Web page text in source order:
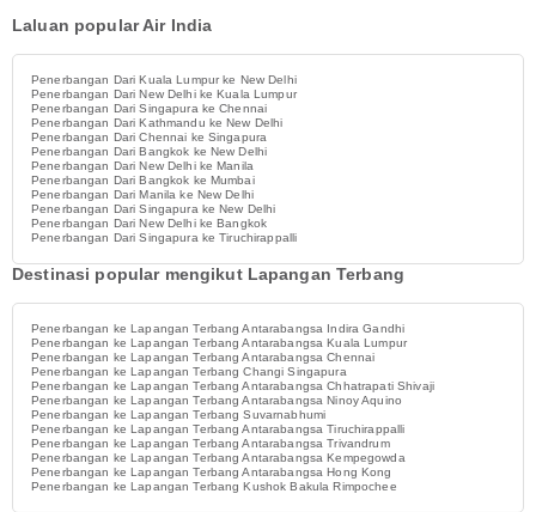
Laluan popular Air India
Penerbangan Dari Kuala Lumpur ke New Delhi
Penerbangan Dari New Delhi ke Kuala Lumpur
Penerbangan Dari Singapura ke Chennai
Penerbangan Dari Kathmandu ke New Delhi
Penerbangan Dari Chennai ke Singapura
Penerbangan Dari Bangkok ke New Delhi
Penerbangan Dari New Delhi ke Manila
Penerbangan Dari Bangkok ke Mumbai
Penerbangan Dari Manila ke New Delhi
Penerbangan Dari Singapura ke New Delhi
Penerbangan Dari New Delhi ke Bangkok
Penerbangan Dari Singapura ke Tiruchirappalli
Destinasi popular mengikut Lapangan Terbang
Penerbangan ke Lapangan Terbang Antarabangsa Indira Gandhi
Penerbangan ke Lapangan Terbang Antarabangsa Kuala Lumpur
Penerbangan ke Lapangan Terbang Antarabangsa Chennai
Penerbangan ke Lapangan Terbang Changi Singapura
Penerbangan ke Lapangan Terbang Antarabangsa Chhatrapati Shivaji
Penerbangan ke Lapangan Terbang Antarabangsa Ninoy Aquino
Penerbangan ke Lapangan Terbang Suvarnabhumi
Penerbangan ke Lapangan Terbang Antarabangsa Tiruchirappalli
Penerbangan ke Lapangan Terbang Antarabangsa Trivandrum
Penerbangan ke Lapangan Terbang Antarabangsa Kempegowda
Penerbangan ke Lapangan Terbang Antarabangsa Hong Kong
Penerbangan ke Lapangan Terbang Kushok Bakula Rimpochee